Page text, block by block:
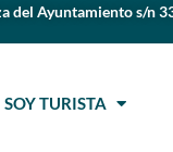
del Ayuntamiento s/n
SOY TURISTA